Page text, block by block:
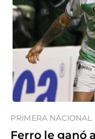
PRIMERA NACIONAL
Ferro le ganó